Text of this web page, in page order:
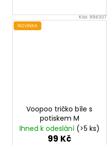
Kód:998307
NOVINKA
Voopoo tričko bíle s
potiskem M
Ihned k odeslání (>5 ks)
99 Kč